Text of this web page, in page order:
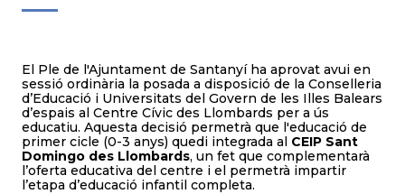
El Ple de l'Ajuntament de Santanyí ha aprovat avui en
sessió ordinària la posada a disposició de la Conselleria
d’Educació i Universitats del Govern de les Illes Balears
d’espais al Centre Cívic des Llombards per a ús
educatiu. Aquesta decisió permetrà que l'educació de
primer cicle (0-3 anys) quedi integrada al CEIP Sant
Domingo des Llombards, un fet que complementarà
l’oferta educativa del centre i el permetrà impartir
l’etapa d’educació infantil completa.